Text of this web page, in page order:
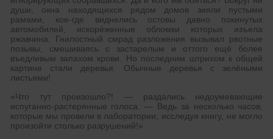
души, окна находящихся рядом домов зияли пустыми
рамами, кое-где виднелись остовы давно покинутых
автомобилей, искорёженные обломки которых изъела
ржавчина. Гнилостный смрад разложения вызывал рвотные
позывы, смешиваясь с застарелым и оттого ещё более
въедливым запахом крови. Но последним штрихом к общей
картине стали деревья. Обычные деревья с зелёными
листьями!
«Что тут произошло?! — раздались недоумевающие
испуганно-растерянные голоса. — Ведь за несколько часов,
которые мы провели в лаборатории, исследуя книгу, не могло
произойти столько разрушений!»